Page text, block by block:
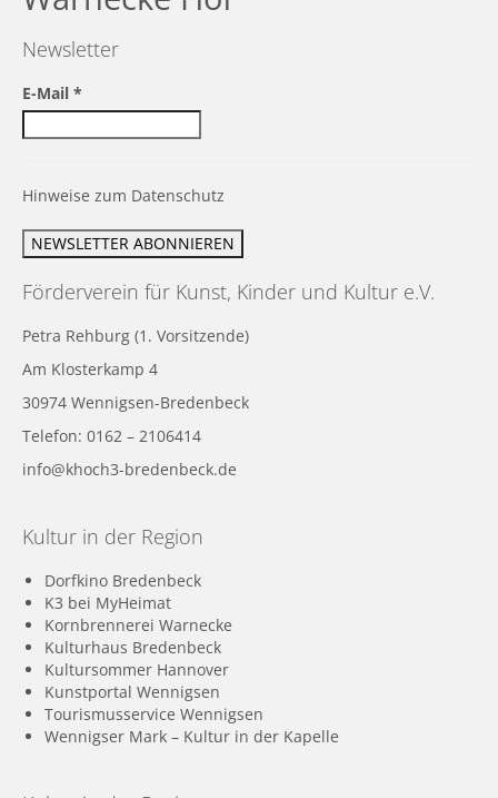
Newsletter
E-Mail *
Hinweise zum Datenschutz
Förderverein für Kunst, Kinder und Kultur e.V.
Petra Rehburg (1. Vorsitzende)
Am Klosterkamp 4
30974 Wennigsen-Bredenbeck
Telefon: 0162 – 2106414
info@khoch3-bredenbeck.de
Kultur in der Region
Dorfkino Bredenbeck
K3 bei MyHeimat
Kornbrennerei Warnecke
Kulturhaus Bredenbeck
Kultursommer Hannover
Kunstportal Wennigsen
Tourismusservice Wennigsen
Wennigser Mark – Kultur in der Kapelle